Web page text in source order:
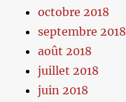
octobre 2018
septembre 2018
août 2018
juillet 2018
juin 2018